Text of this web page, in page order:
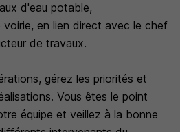
d'eau potable,
voirie, en lien direct avec le chef
de travaux.
gérez les priorités et
Vous êtes le point
équipe et veillez à la bonne